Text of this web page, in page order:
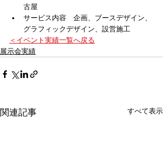
古屋
サービス内容　企画、ブースデザイン、
グラフィックデザイン、設営施工
＜イベント実績一覧へ戻る
展示会実績
関連記事 すべて表示